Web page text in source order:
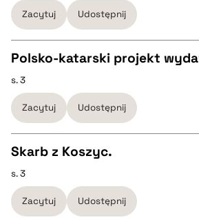
pobierz cytat
pobierz cytat
BIBTEX
pobierz cytat
Zacytuj Udostępnij
CZYSTY TEKST
pobierz cytat
BIBTEX
pobierz cytat
Polsko-katarski projekt
s. 3
Zacytuj Udostępnij
CZYSTY TEKST
pobierz cytat
Skarb z Koszyc.
s. 3
Zacytuj Udostępnij